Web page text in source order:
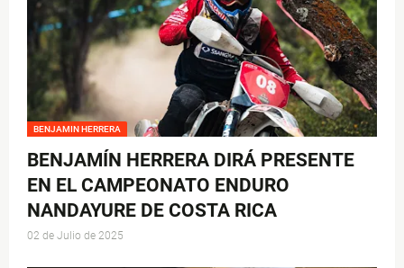
BENJAMIN HERRERA
BENJAMÍN HERRERA DIRÁ PRESENTE
EN EL CAMPEONATO ENDURO
NANDAYURE DE COSTA RICA
02 de Julio de 2025